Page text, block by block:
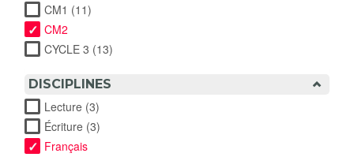
CM1 (11)
CM2
CYCLE 3 (13)
DISCIPLINES
Lecture (3)
Écriture (3)
Français